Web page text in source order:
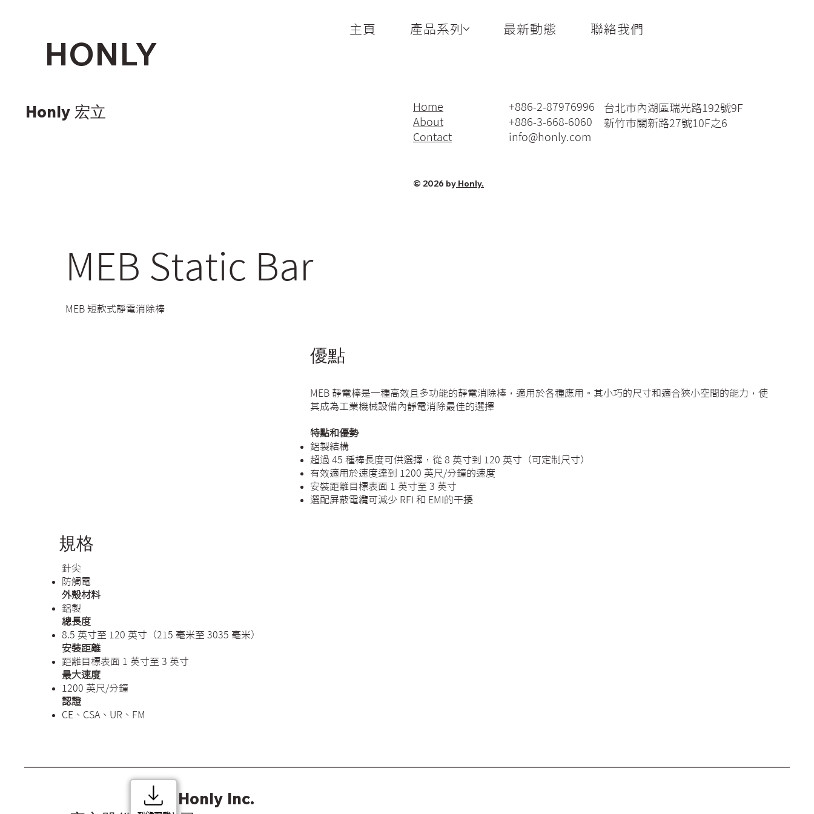
HONLY
主頁 產品系列 最新動態 聯絡我們
MEB Static Bar
MEB 短款式靜電消除棒
針尖
防觸電
外殼材料
鋁製
總長度
8.5 英寸至 120 英寸（215 毫米至 3035 毫米）
安裝距離
距離目標表面 1 英寸至 3 英寸
最大速度
1200 英尺/分鐘
認證
CE、CSA、UR、FM
規格
MEB 靜電棒是一種高效且多功能的靜電消除棒，適用於各種應用。其小巧的尺寸和適合狹小空間的能力，使
其成為工業機械設備內靜電消除最佳的選擇
特點和優勢
鋁製結構
超過 45 種棒長度可供選擇，從 8 英寸到 120 英寸（可定制尺寸）
有效適用於速度達到 1200 英尺/分鐘的速度
安裝距離目標表面 1 英寸至 3 英寸
選配屏蔽電纜可減少 RFI 和 EMI的干擾
優點
Honly Inc.
Honly 宏立
Home
About
Contact
+886-2-87976996
+886-3-668-6060
info@honly.com
台北市內湖區瑞光路192號9F
新竹市關新路27號10F之6
© 2026 by Honly.